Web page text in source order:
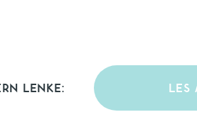
LENKE: LES